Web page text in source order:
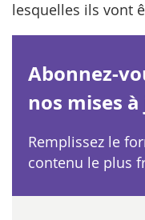
lesquelles ils vont
Abonnez-
nos mises
Remplissez le
contenu le plus